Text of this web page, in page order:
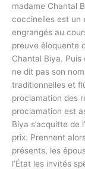
madame Chantal
coccinelles est un
engrangés au
preuve éloquente
Chantal Biya.
ne dit pas son
traditionnelles et
proclamation des
proclamation est
Biya s’acquitte de
prix. Prennent
présents, les
l’État les invités